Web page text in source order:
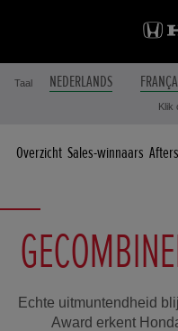
Taal NEDERLANDS
Klik
Overzicht Sales-winnaars
Echte uitmuntendheid
Award erkent